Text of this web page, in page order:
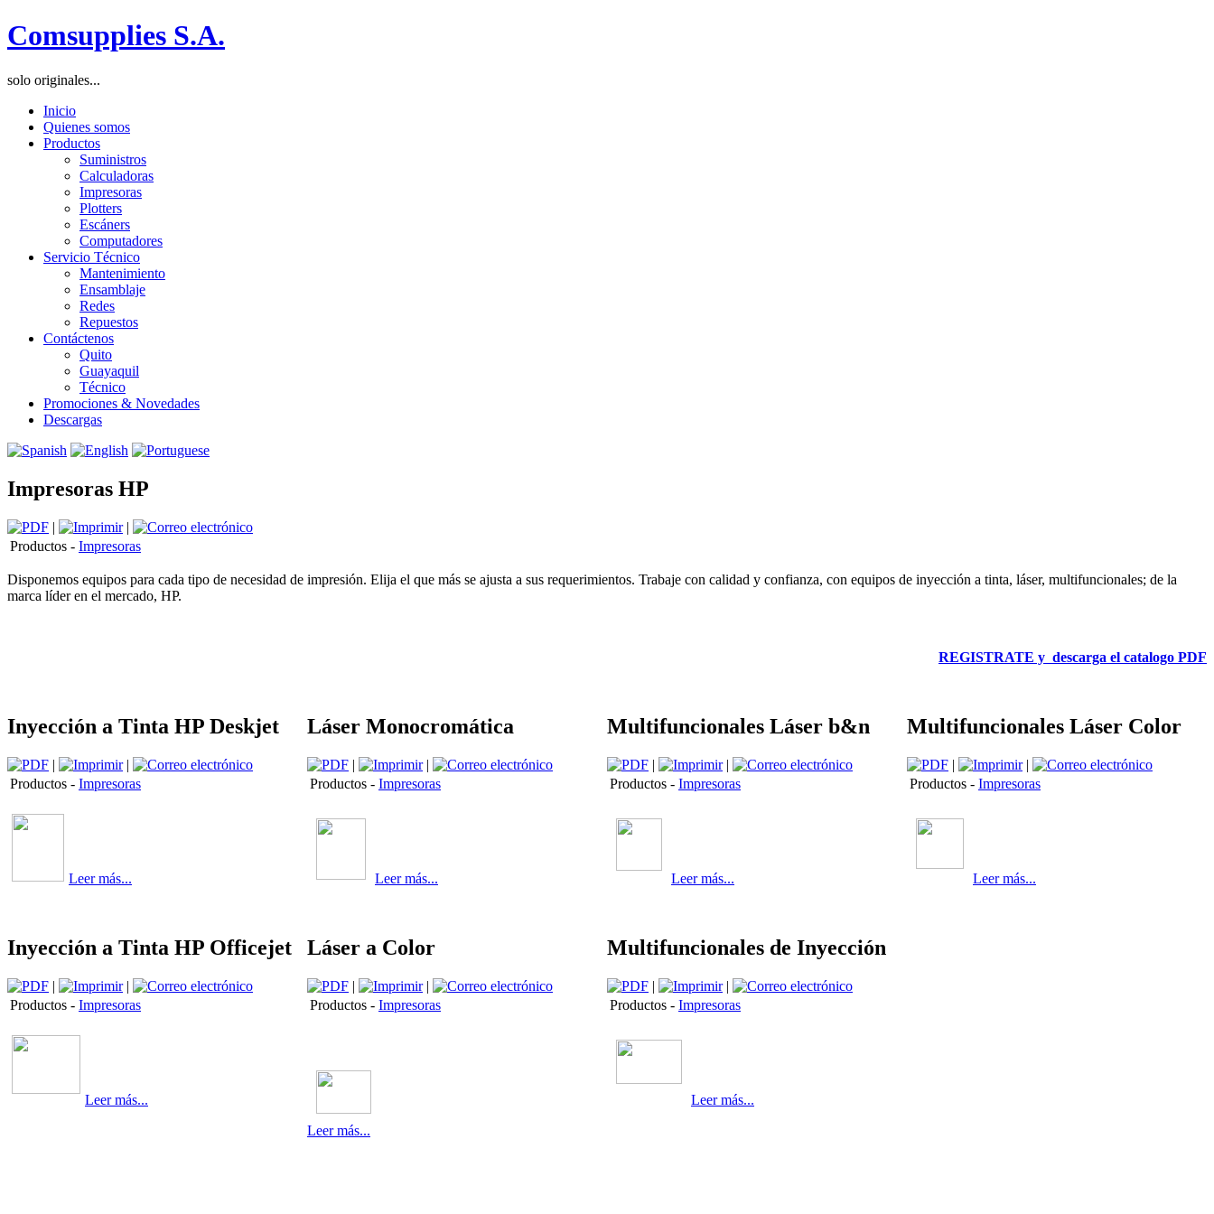
Comsupplies S.A.
solo originales...
Inicio
Quienes somos
Productos
Suministros
Calculadoras
Impresoras
Plotters
Escáners
Computadores
Servicio Técnico
Mantenimiento
Ensamblaje
Redes
Repuestos
Contáctenos
Quito
Guayaquil
Técnico
Promociones & Novedades
Descargas
Impresoras HP
|
|
Productos - Impresoras
Disponemos equipos para cada tipo de necesidad de impresión. Elija el que más se ajusta a sus requerimientos. Trabaje con calidad y confianza, con equipos de inyección a tinta, láser, multifuncionales; de la
marca líder en el mercado, HP.
REGISTRATE y descarga el catalogo PDF
Inyección a Tinta HP Deskjet
|
|
Productos - Impresoras
Leer más...
Inyección a Tinta HP Officejet
|
|
Productos - Impresoras
Leer más...
Láser Monocromática
|
|
Productos - Impresoras
Leer más...
Láser a Color
|
|
Productos - Impresoras
Leer más...
Multifuncionales Láser b&n
|
|
Productos - Impresoras
Leer más...
Multifuncionales de Inyección
|
|
Productos - Impresoras
Leer más...
Multifuncionales Láser Color
|
|
Productos - Impresoras
Leer más...